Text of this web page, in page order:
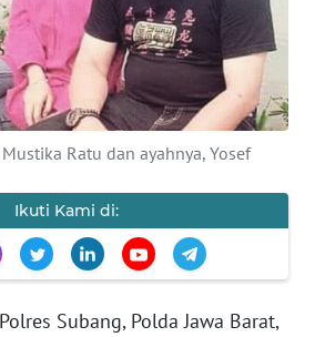
Ratu dan ayahnya, Yosef
Ikuti Kami di:
Polres Subang, Polda Jawa Barat,